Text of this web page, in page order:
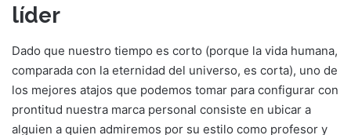
líder
Dado que nuestro tiempo es corto (porque la vida humana,
comparada con la eternidad del universo, es corta), uno de
los mejores atajos que podemos tomar para configurar con
prontitud nuestra marca personal consiste en ubicar a
alguien a quien admiremos por su estilo como profesor y